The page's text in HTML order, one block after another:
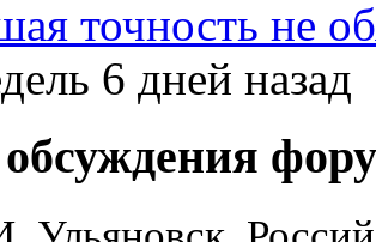
точность не
6 дней назад